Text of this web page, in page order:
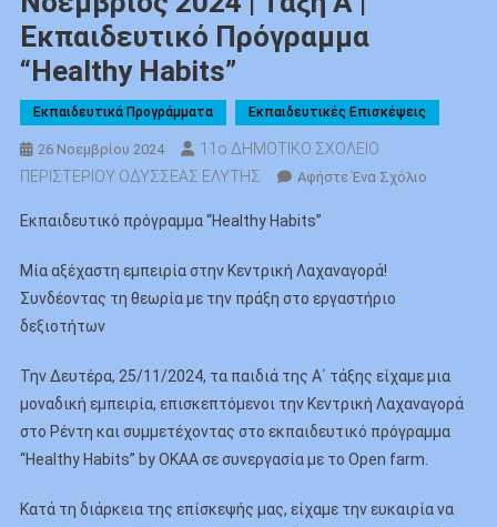
Εκπαιδευτικό Πρόγραμμα
“Healthy Habits”
Εκπαιδευτικά Προγράμματα Εκπαιδευτικές Επισκέψεις
26 Νοεμβρίου 2024
11ο ΔΗΜΟΤΙΚΟ ΣΧΟΛΕΙΟ
ΠΕΡΙΣΤΕΡΙΟΥ ΟΔΥΣΣΕΑΣ ΕΛΥΤΗΣ
Αφήστε Ένα ΣχόλιοΓια
“Healthy
Εκπαιδευτικό πρόγραμμα “Healthy Habits”
Μία αξέχαστη εμπειρία στην Κεντρική Λαχαναγορά!
Συνδέοντας τη θεωρία με την πράξη στο εργαστήριο
δεξιοτήτων
Την Δευτέρα, 25/11/2024, τα παιδιά της Α΄ τάξης είχαμε μια
μοναδική εμπειρία, επισκεπτόμενοι την Κεντρική Λαχαναγορά
στο Ρέντη και συμμετέχοντας στο εκπαιδευτικό πρόγραμμα
“Healthy Habits” by OKAA σε συνεργασία με το Open farm.
Κατά τη διάρκεια της επίσκεψής μας, είχαμε την ευκαιρία να